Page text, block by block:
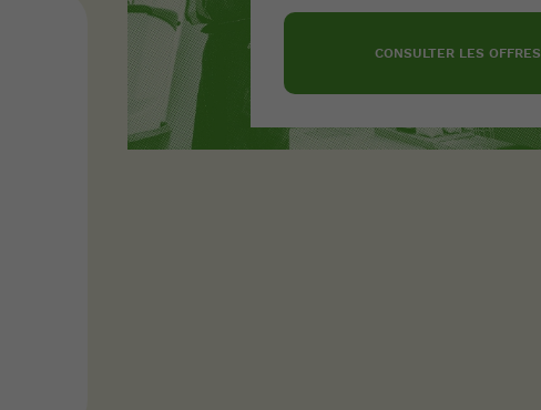
CONSULTER LES OFFRES